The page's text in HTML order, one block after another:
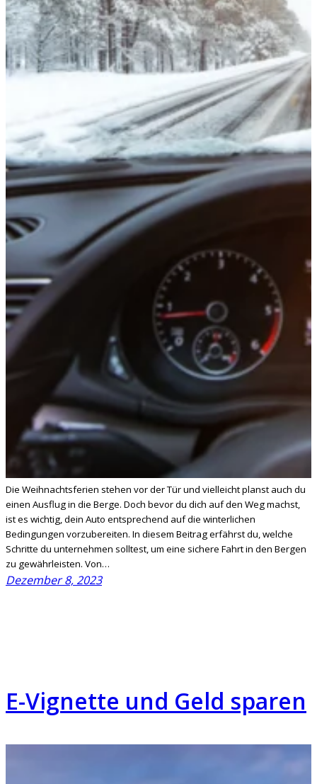
Die Weihnachtsferien stehen vor der Tür und vielleicht planst auch du
einen Ausflug in die Berge. Doch bevor du dich auf den Weg machst,
ist es wichtig, dein Auto entsprechend auf die winterlichen
Bedingungen vorzubereiten. In diesem Beitrag erfährst du, welche
Schritte du unternehmen solltest, um eine sichere Fahrt in den Bergen
zu gewährleisten. Von…
Dezember 8, 2023
E-Vignette und Geld sparen